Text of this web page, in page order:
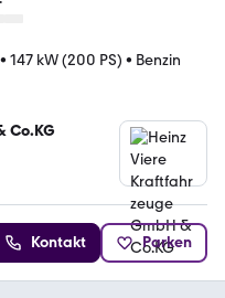
• 147 kW (200 PS) • Benzin
Co.KG
Kontakt Parken